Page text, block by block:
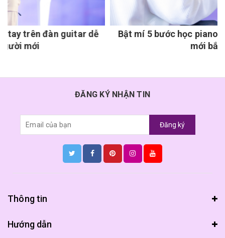
Bật mí 5 bước học piano thành công cho người
ĐĂNG KÝ NHẬN TIN
Đăng ký
Thông tin
Hướng dẫn